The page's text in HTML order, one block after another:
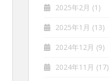
2025年2月 (1)
2025年1月 (13)
2024年12月 (9)
2024年11月 (17)